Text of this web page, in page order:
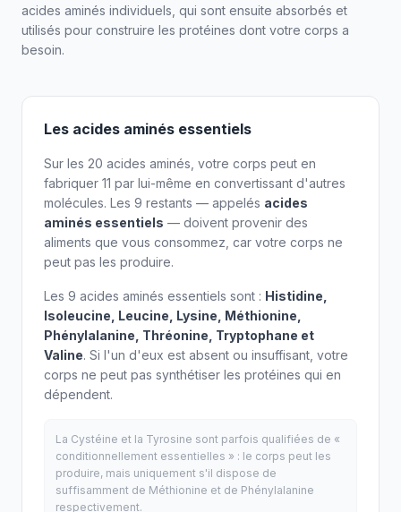
acides aminés individuels, qui sont ensuite absorbés et
utilisés pour construire les protéines dont votre corps a
besoin.
Les acides aminés essentiels
Sur les 20 acides aminés, votre corps peut en
fabriquer 11 par lui-même en convertissant d'autres
molécules. Les 9 restants — appelés acides
aminés essentiels — doivent provenir des
aliments que vous consommez, car votre corps ne
peut pas les produire.
Les 9 acides aminés essentiels sont : Histidine,
Isoleucine, Leucine, Lysine, Méthionine,
Phénylalanine, Thréonine, Tryptophane et
Valine. Si l'un d'eux est absent ou insuffisant, votre
corps ne peut pas synthétiser les protéines qui en
dépendent.
La Cystéine et la Tyrosine sont parfois qualifiées de «
conditionnellement essentielles » : le corps peut les
produire, mais uniquement s'il dispose de
suffisamment de Méthionine et de Phénylalanine
respectivement.